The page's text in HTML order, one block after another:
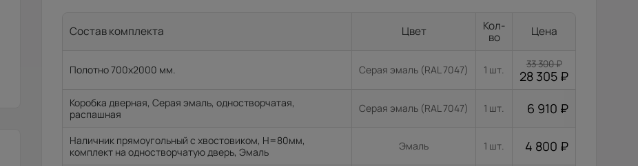
Состав комплекта Цвет
Кол-
во
Цена
Полотно 700x2000 мм. Серая эмаль (RAL 7047) 1 шт. 33 300₽
28 305 ₽
Коробка дверная, Серая эмаль, одностворчатая,
распашная
Серая эмаль (RAL 7047) 1 шт. 6 910 ₽
Наличник прямоугольный с хвостовиком, H=80мм,
комплект на одностворчатую дверь, Эмаль
Эмаль 1 шт. 4 800 ₽